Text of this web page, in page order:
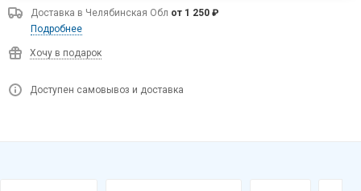
Доставка в Челябинская Обл от 1 250 ₽
Подробнее
Хочу в подарок
Доступен самовывоз и доставка